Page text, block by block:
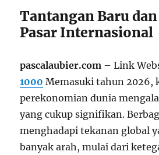
Tantangan Baru
Pasar Internasional
pascalaubier.com – Link
1000 Memasuki tahun 2026,
perekonomian dunia
yang cukup signifikan.
menghadapi tekanan global
banyak arah, mulai dari